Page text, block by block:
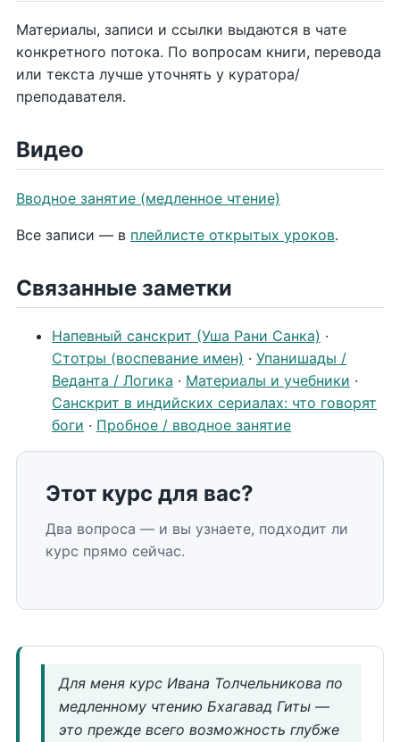
Материалы, записи и ссылки выдаются в чате
конкретного потока. По вопросам книги, перевода
или текста лучше уточнять у куратора/
преподавателя.
Видео
Вводное занятие (медленное чтение)
Все записи — в плейлисте открытых уроков.
Связанные заметки
Напевный санскрит (Уша Рани Санка) ·
Стотры (воспевание имен) · Упанишады /
Веданта / Логика · Материалы и учебники ·
Санскрит в индийских сериалах: что говорят
боги · Пробное / вводное занятие
Этот курс для вас?
Два вопроса — и вы узнаете, подходит ли
курс прямо сейчас.
Для меня курс Ивана Толчельникова по
медленному чтению Бхагавад Гиты —
это прежде всего возможность глубже